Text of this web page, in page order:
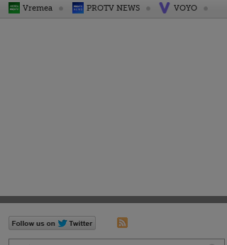
Vremea PROTV NEWS VOYO